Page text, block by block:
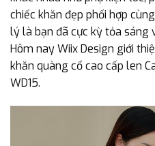
chiếc khăn đẹp phối hợp
lý là bạn đã cực kỳ tỏa sáng
Hôm nay Wiix Design giới
khăn quàng cổ cao cấp len
WD15.